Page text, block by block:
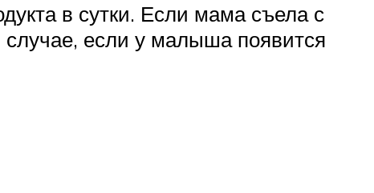
в сутки. Если мама съела с
если у малыша появится